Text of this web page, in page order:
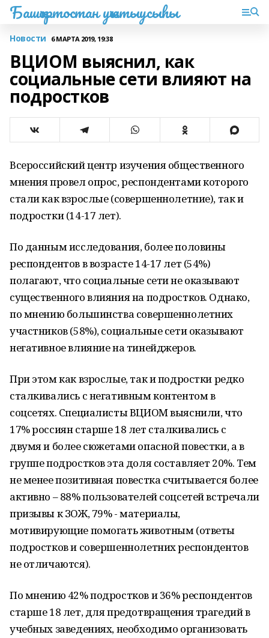
Башҡортостан уҡытыусыһы
Новости 6 МАРТА 2019, 19:38
ВЦИОМ выяснил, как
социальные сети влияют на
подростков
Всероссийский центр изучения общественного
мнения провел опрос, респондентами которого
стали как взрослые (совершеннолетние), так и
подростки (14-17 лет).
По данным исследования, более половины
респондентов в возрасте 14-17 лет (54%)
полагают, что социальные сети не оказывают
существенного влияния на подростков. Однако,
по мнению большинства совершеннолетних
участников (58%), социальные сети оказывают
негативное влияние на тинейджеров.
При этом как взрослые, так и подростки редко
сталкивались с негативным контентом в
соцсетях. Специалисты ВЦИОМ выяснили, что
17% россиян старше 18 лет сталкивались с
двумя и более сюжетами опасной повестки, а в
группе подростков эта доля составляет 20%. Тем
не менее позитивная повестка считывается более
активно – 88% пользователей соцсетей встречали
призывы к ЗОЖ, 79% - материалы,
мотивирующие помогать животным (ответы
подростков и совершеннолетних респондентов
не отличаются).
По мнению 42% подростков и 36% респондентов
старше 18 лет, для предотвращения трагедий в
учебных заведениях, необходимо организовать